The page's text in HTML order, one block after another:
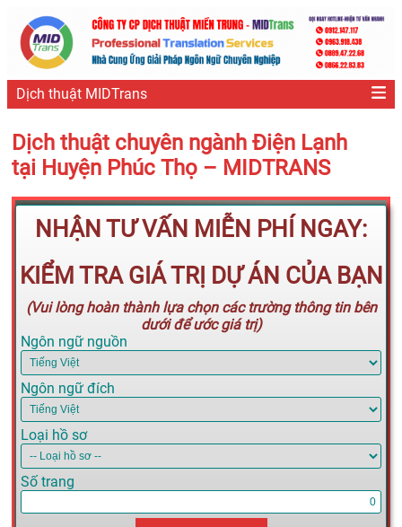
Dịch thuật MIDTrans
Dịch thuật chuyên ngành Điện Lạnh
tại Huyện Phúc Thọ – MIDTRANS
NHẬN TƯ VẤN MIỄN PHÍ NGAY:
KIỂM TRA GIÁ TRỊ DỰ ÁN CỦA BẠN
(Vui lòng hoàn thành lựa chọn các trường thông tin bên
dưới để ước giá trị)
Ngôn ngữ nguồn
Ngôn ngữ đích
Loại hồ sơ
Số trang